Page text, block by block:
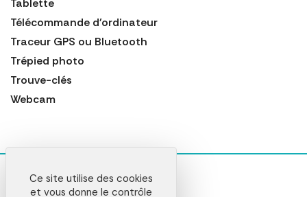
Tablette
Télécommande d'ordinateur
Traceur GPS ou Bluetooth
Trépied photo
Trouve-clés
Webcam
Ce site utilise des cookies
et vous donne le contrôle